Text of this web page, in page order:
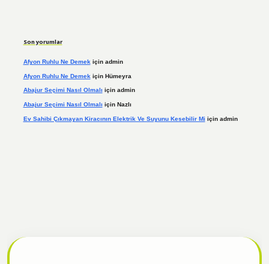
Son yorumlar
Afyon Ruhlu Ne Demek için admin
Afyon Ruhlu Ne Demek için Hümeyra
Abajur Seçimi Nasıl Olmalı için admin
Abajur Seçimi Nasıl Olmalı için Nazlı
Ev Sahibi Çıkmayan Kiracının Elektrik Ve Suyunu Kesebilir Mi için admin